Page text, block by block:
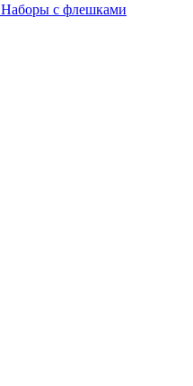
Наборы с флешками